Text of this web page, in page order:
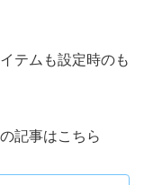
テムも設定時のも
記事はこちら